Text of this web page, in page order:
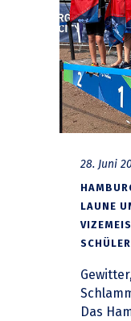
28. Juni
LAUNE
Das